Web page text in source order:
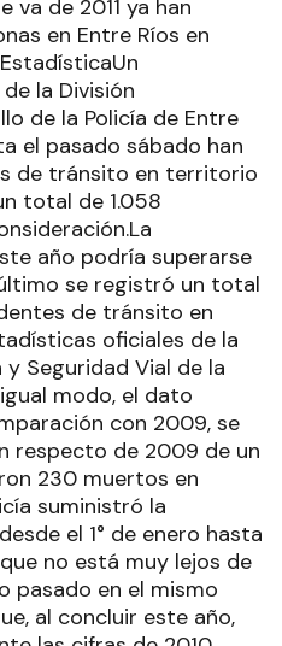
va de 2011 ya han
en Entre Ríos en
la División
de la Policía de Entre
el pasado sábado han
de tránsito en territorio
total de 1.058
año podría superarse
se registró un total
de tránsito en
oficiales de la
Seguridad Vial de la
modo, el dato
con 2009, se
respecto de 2009 de un
230 muertos en
suministró la
el 1° de enero hasta
no está muy lejos de
pasado en el mismo
al concluir este año,